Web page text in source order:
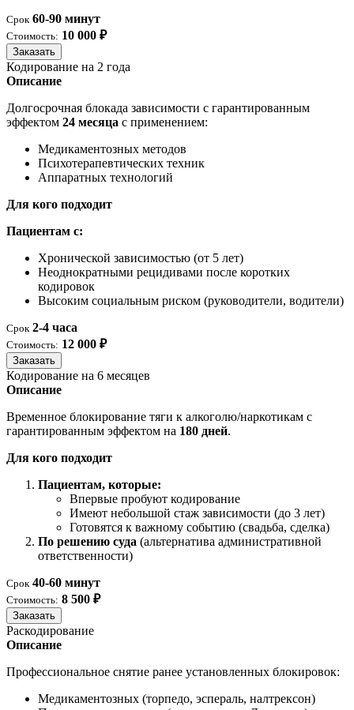
Срок 60-90 минут
Стоимость: 10 000 ₽
Заказать
Кодирование на 2 года
Описание
Долгосрочная блокада зависимости с гарантированным
эффектом 24 месяца с применением:
Медикаментозных методов
Психотерапевтических техник
Аппаратных технологий
Для кого подходит
Пациентам с:
Хронической зависимостью (от 5 лет)
Неоднократными рецидивами после коротких
кодировок
Высоким социальным риском (руководители, водители)
Срок 2-4 часа
Стоимость: 12 000 ₽
Заказать
Кодирование на 6 месяцев
Описание
Временное блокирование тяги к алкоголю/наркотикам с
гарантированным эффектом на 180 дней.
Для кого подходит
Пациентам, которые:
Впервые пробуют кодирование
Имеют небольшой стаж зависимости (до 3 лет)
Готовятся к важному событию (свадьба, сделка)
По решению суда (альтернатива административной
ответственности)
Срок 40-60 минут
Стоимость: 8 500 ₽
Заказать
Раскодирование
Описание
Профессиональное снятие ранее установленных блокировок:
Медикаментозных (торпедо, эспераль, налтрексон)